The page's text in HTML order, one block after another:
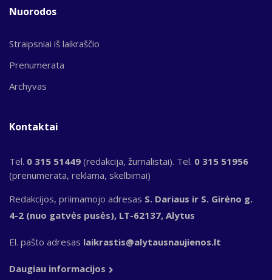
Nuorodos
Straipsniai iš laikraščio
Prenumerata
Archyvas
Kontaktai
Tel. 0 315 51449 (redakcija, žurnalistai). Tel. 0 315 51956
(prenumerata, reklama, skelbimai)
Redakcijos, priimamojo adresas S. Dariaus ir S. Girėno g.
4-2 (nuo gatvės pusės), LT-62137, Alytus
El. pašto adresas laikrastis@alytausnaujienos.lt
Daugiau informacijos